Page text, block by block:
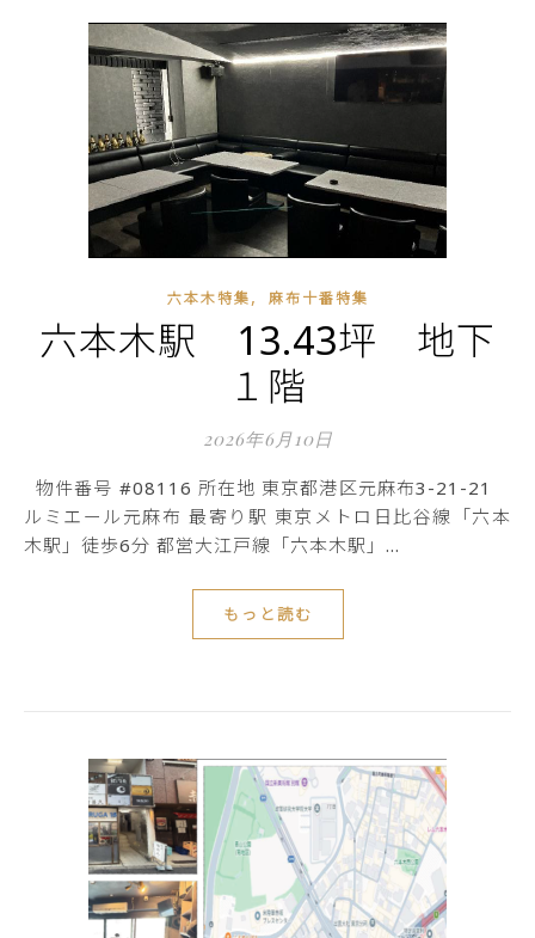
六本木特集, 麻布十番特集
六本木駅 13.43坪 地下
１階
2026年6月10日
物件番号 #08116 所在地 東京都港区元麻布3-21-21
ルミエール元麻布 最寄り駅 東京メトロ日比谷線「六本
木駅」徒歩6分 都営大江戸線「六本木駅」…
もっと読む